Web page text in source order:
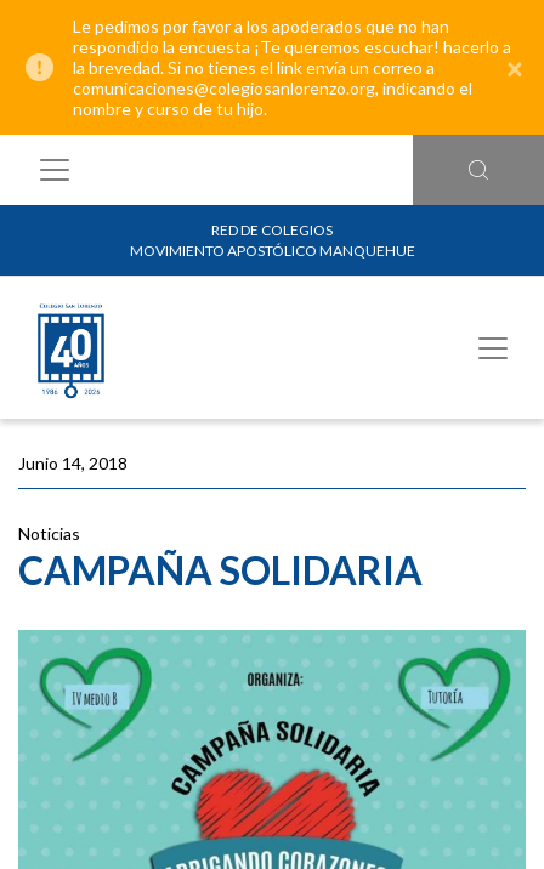
Le pedimos por favor a los apoderados que no han
respondido la encuesta ¡Te queremos escuchar! hacerlo a
la brevedad. Si no tienes el link envía un correo a
comunicaciones@colegiosanlorenzo.org, indicando el
nombre y curso de tu hijo.
×
RED DE COLEGIOS
MOVIMIENTO APOSTÓLICO MANQUEHUE
Junio 14, 2018
Noticias
CAMPAÑA SOLIDARIA